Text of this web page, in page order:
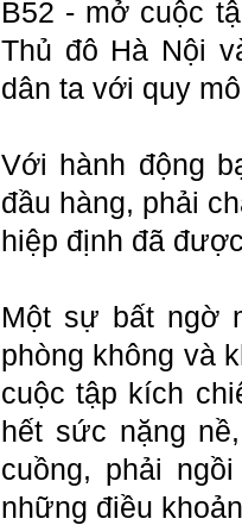
B52 - mở cuộc
Thủ đô Hà Nội
dân ta với quy
Với hành động
đầu hàng, phải
hiệp định đã
Một sự bất ngờ
phòng không và
cuộc tập kích
hết sức nặng
cuồng, phải
những điều